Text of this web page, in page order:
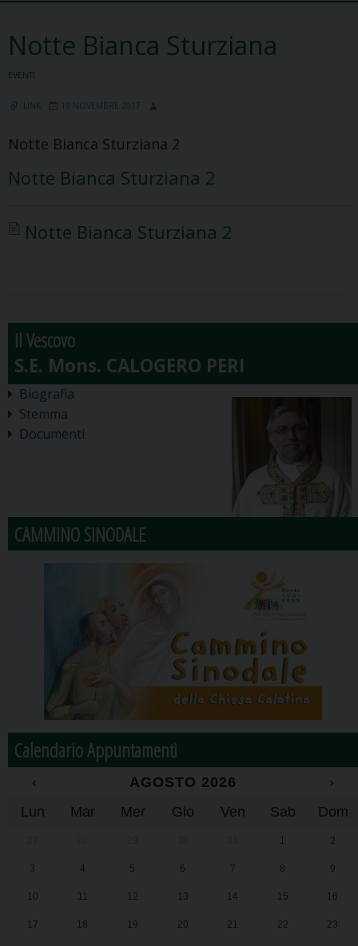
Notte Bianca Sturziana
EVENTI
LINK 19 NOVEMBRE 2017
Notte Bianca Sturziana 2
Notte Bianca Sturziana 2
Notte Bianca Sturziana 2
Il Vescovo
Biografia
Stemma
Documenti
CAMMINO SINODALE
Calendario Appuntamenti
‹ AGOSTO 2026
›
Lun
Mar Mer Gio Ven Sab Dom
1 2
3 4 5 6 7 8 9
10 11 12 13 14 15 16
17 18 19 20 21 22 23